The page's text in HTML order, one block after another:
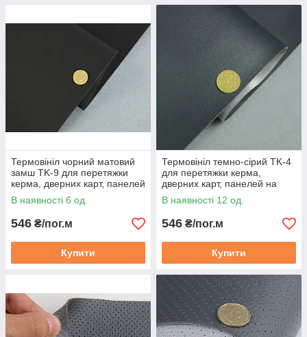
Термовініл чорний матовий
замш TK-9 для перетяжки
керма, дверних карт, панелей
на каучуковій основі, шир.
140см
В наявності 6 од.
546 ₴/пог.м
Купити
Термовініл темно-сірий TK-4
для перетяжки керма,
дверних карт, панелей на
каучуковій основі
В наявності 12 од.
546 ₴/пог.м
Купити